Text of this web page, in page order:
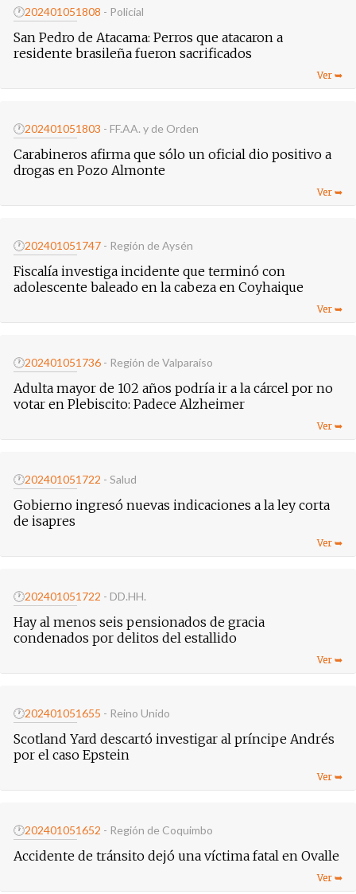
🕐202401051808 - Policial
San Pedro de Atacama: Perros que atacaron a
residente brasileña fueron sacrificados
🕐202401051803 - FF.AA. y de Orden
Carabineros afirma que sólo un oficial dio positivo a
drogas en Pozo Almonte
🕐202401051747 - Región de Aysén
Fiscalía investiga incidente que terminó con
adolescente baleado en la cabeza en Coyhaique
🕐202401051736 - Región de Valparaíso
Adulta mayor de 102 años podría ir a la cárcel por no
votar en Plebiscito: Padece Alzheimer
🕐202401051722 - Salud
Gobierno ingresó nuevas indicaciones a la ley corta
de isapres
🕐202401051722 - DD.HH.
Hay al menos seis pensionados de gracia
condenados por delitos del estallido
🕐202401051655 - Reino Unido
Scotland Yard descartó investigar al príncipe Andrés
por el caso Epstein
🕐202401051652 - Región de Coquimbo
Accidente de tránsito dejó una víctima fatal en Ovalle